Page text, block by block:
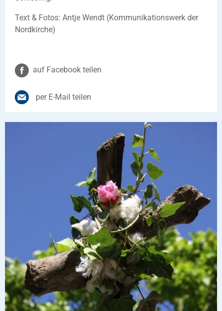
Text & Fotos: Antje Wendt (Kommunikationswerk der
Nordkirche)
auf Facebook teilen
per E-Mail teilen